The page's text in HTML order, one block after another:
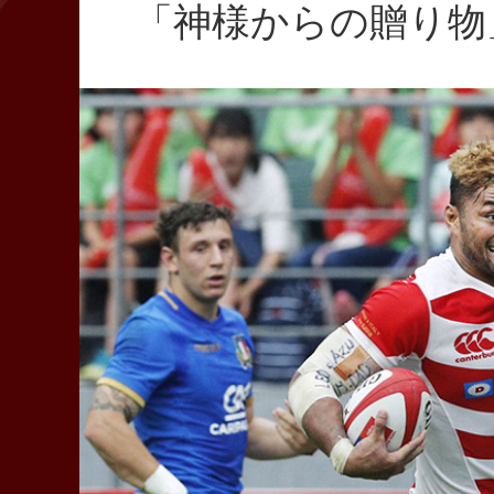
「神様からの贈り